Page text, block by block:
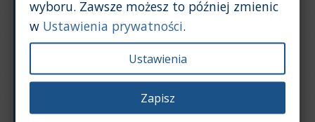
Rok produkcji
wyboru. Zawsze możesz to później zmienic
w Ustawienia prywatności.
Ustawienia
Zapisz